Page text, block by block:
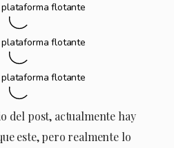
del post, actualmente hay
este, pero realmente lo